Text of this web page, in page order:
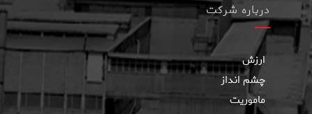
درباره شرکت
ارزش
چشم انداز
ماموریت